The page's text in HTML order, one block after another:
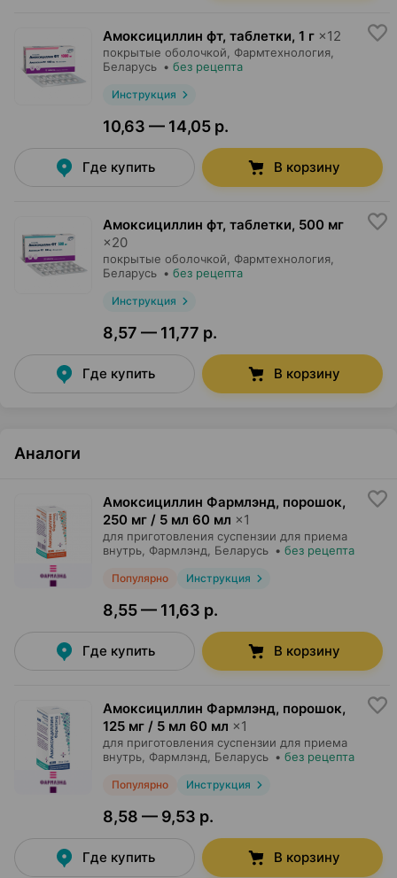
Амоксициллин фт, таблетки, 1 г ×12
покрытые оболочкой, Фармтехнология
Беларусь • без рецепта
Инструкция
10,63 — 14,05 р.
Где купить В корзину
Амоксициллин фт, таблетки, 500 мг
×20
покрытые оболочкой, Фармтехнология
Беларусь • без рецепта
Инструкция
8,57 — 11,77 р.
Где купить В корзину
Аналоги
Амоксициллин Фармлэнд, порошок,
250 мг / 5 мл 60 мл ×1
для приготовления суспензии для приема
внутрь, Фармлэнд , Беларусь • без рецепта
Популярно Инструкция
8,55 — 11,63 р.
Где купить В корзину
Амоксициллин Фармлэнд, порошок,
125 мг / 5 мл 60 мл ×1
для приготовления суспензии для приема
внутрь, Фармлэнд , Беларусь • без рецепта
Популярно Инструкция
8,58 — 9,53 р.
Где купить В корзину